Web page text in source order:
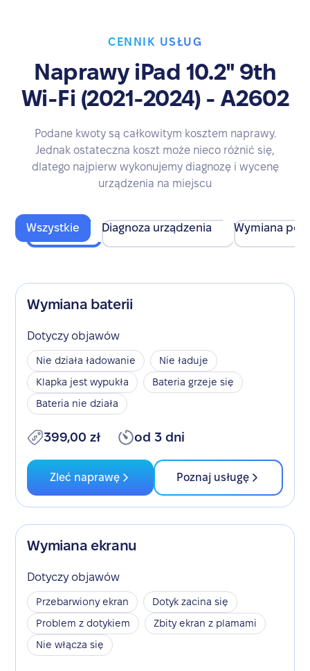
CENNIK USŁUG
Naprawy iPad 10.2" 9th
Wi-Fi (2021-2024) - A2602
Podane kwoty są całkowitym kosztem naprawy.
Jednak ostateczna koszt może nieco różnić się,
dlatego najpierw wykonujemy diagnozę i wycenę
urządzenia na miejscu
Wszystkie Diagnoza urządzenia Wymiana
Wymiana baterii
Dotyczy objawów
Nie działa ładowanie
Nie ładuje
Klapka jest wypukła
Bateria grzeje się
Bateria nie działa
399,00 zł od 3 dni
Zleć naprawę Poznaj usługę
Wymiana ekranu
Dotyczy objawów
Przebarwiony ekran
Dotyk zacina się
Problem z dotykiem
Zbity ekran z plamami
Nie włącza się